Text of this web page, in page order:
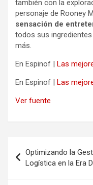
también con la
personaje de Rooney
sensación de
todos sus
más.
En Espinof | Las
En Espinof | Las
Ver fuente
de
entradas
Optimizando la
Logística en la Era